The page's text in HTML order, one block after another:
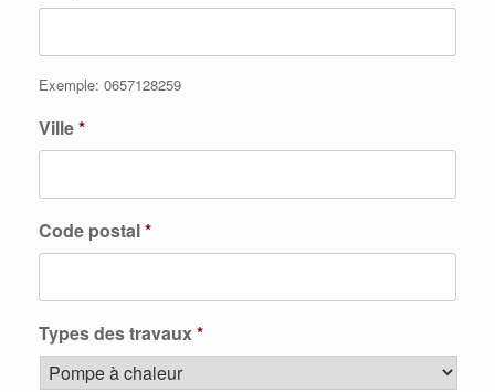
Exemple: 0657128259
Ville*
Code postal*
Types des travaux*